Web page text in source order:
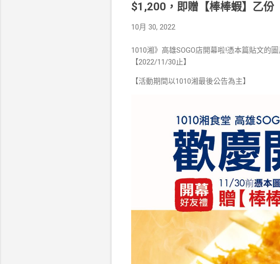
$1,200，即贈【棒棒蝦】乙份
10月 30, 2022
1010湘》高雄SOGO店開幕啦!憑本篇貼文的
【2022/11/30止】
【活動期間以1010湘最後公告為主】